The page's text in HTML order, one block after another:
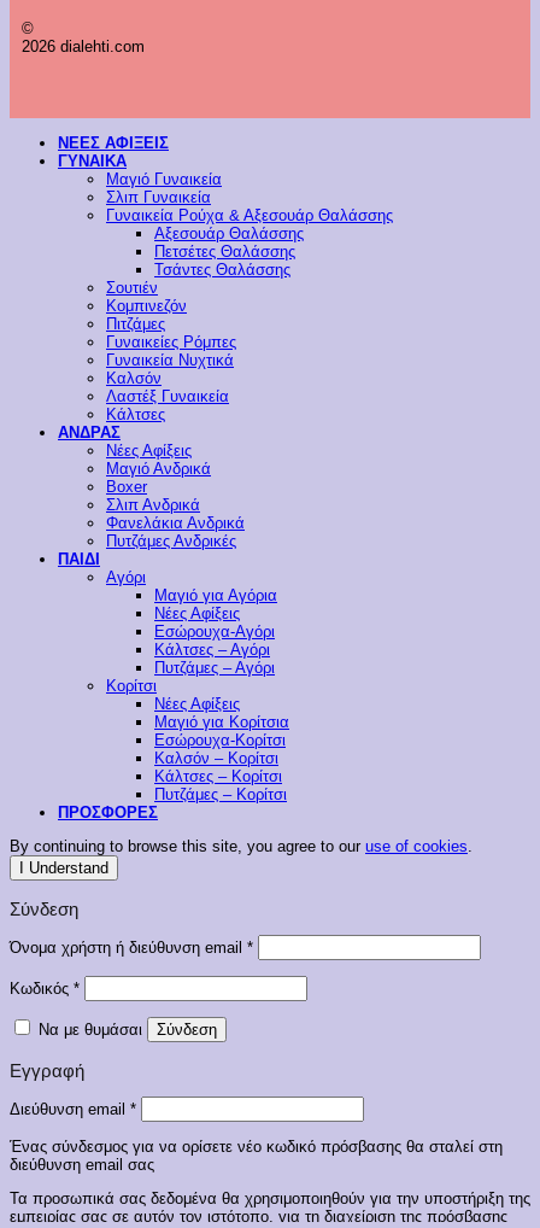
©
2026 dialehti.com
ΝΕΕΣ ΑΦΙΞΕΙΣ
ΓΥΝΑΙΚΑ
Μαγιό Γυναικεία
Σλιπ Γυναικεία
Γυναικεία Ρούχα & Αξεσουάρ Θαλάσσης
Αξεσουάρ Θαλάσσης
Πετσέτες Θαλάσσης
Τσάντες Θαλάσσης
Σουτιέν
Κομπινεζόν
Πιτζάμες
Γυναικείες Ρόμπες
Γυναικεία Νυχτικά
Καλσόν
Λαστέξ Γυναικεία
Κάλτσες
ΑΝΔΡΑΣ
Νέες Αφίξεις
Μαγιό Ανδρικά
Boxer
Σλιπ Ανδρικά
Φανελάκια Ανδρικά
Πυτζάμες Ανδρικές
ΠΑΙΔΙ
Αγόρι
Μαγιό για Αγόρια
Νέες Αφίξεις
Εσώρουχα-Αγόρι
Κάλτσες – Αγόρι
Πυτζάμες – Αγόρι
Κορίτσι
Νέες Αφίξεις
Μαγιό για Κορίτσια
Εσώρουχα-Κορίτσι
Καλσόν – Κορίτσι
Κάλτσες – Κορίτσι
Πυτζάμες – Κορίτσι
ΠΡΟΣΦΟΡΕΣ
By continuing to browse this site, you agree to our use of cookies
I Understand
Σύνδεση
Όνομα χρήστη ή διεύθυνση email *Απαιτείται
Κωδικός *Απαιτείται
Να με θυμάσαι Σύνδεση
Εγγραφή
Διεύθυνση email *Απαιτείται
Ένας σύνδεσμος για να ορίσετε νέο κωδικό πρόσβασης θα σταλεί στη
διεύθυνση email σας
Τα προσωπικά σας δεδομένα θα χρησιμοποιηθούν για την υποστήριξη της
εμπειρίας σας σε αυτόν τον ιστότοπο, για τη διαχείριση της πρόσβασης